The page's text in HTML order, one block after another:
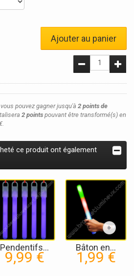
Ajouter au panier
pouvez gagner jusqu'à 2 points de
2 points pouvant être transformé(s) en
.
ce produit ont également
Pendentifs...
9,99 €
Bâton en...
1,99 €